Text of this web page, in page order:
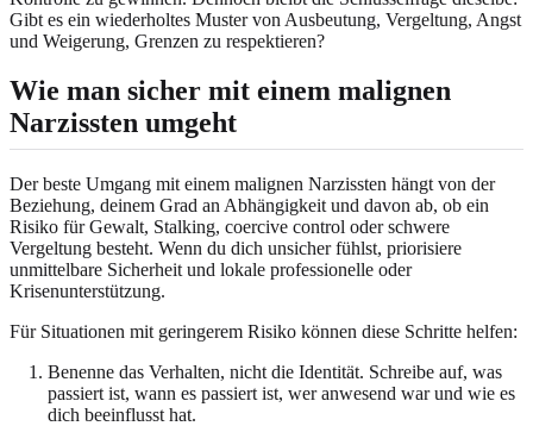
Gibt es ein wiederholtes Muster von Ausbeutung, Vergeltung, Angst
und Weigerung, Grenzen zu respektieren?
Wie man sicher mit einem malignen
Narzissten umgeht
Der beste Umgang mit einem malignen Narzissten hängt von der
Beziehung, deinem Grad an Abhängigkeit und davon ab, ob ein
Risiko für Gewalt, Stalking, coercive control oder schwere
Vergeltung besteht. Wenn du dich unsicher fühlst, priorisiere
unmittelbare Sicherheit und lokale professionelle oder
Krisenunterstützung.
Für Situationen mit geringerem Risiko können diese Schritte helfen:
Benenne das Verhalten, nicht die Identität. Schreibe auf, was
passiert ist, wann es passiert ist, wer anwesend war und wie es
dich beeinflusst hat.